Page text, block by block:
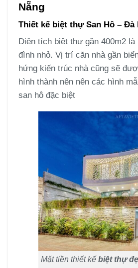
Nẵng
Thiết kế biệt thự San Hô – Đà
Diện tích biệt thự gần 400m2 là
đình nhỏ. Vị trí căn nhà gần
hứng kiến trúc nhà cũng sẽ
hình thành nên nên các hình
san hô đặc biệt
Mặt tiền thiết kế biệt thự